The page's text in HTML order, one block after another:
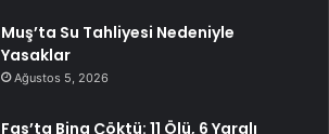
Muş’ta Su Tahliyesi Nedeniyle
Yasaklar
Ağustos 5, 2026
Fas’ta Bina Çöktü: 11 Ölü, 6 Yaralı